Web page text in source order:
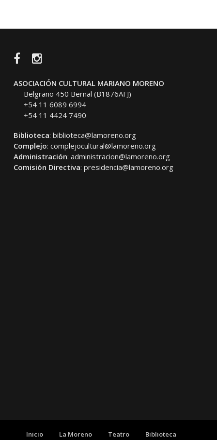
FacebookInstagram
ASOCIACIÓN CULTURAL MARIANO MORENO
Belgrano 450 Bernal (B1876AFJ)
+54 11 6089 6994
+54 11 4424 7490
Biblioteca: biblioteca@lamoreno.org
Complejo: complejocultural@lamoreno.org
Administración: administracion@lamoreno.org
Comisión Directiva: presidencia@lamoreno.org
Inicio La Moreno Teatro
Biblioteca